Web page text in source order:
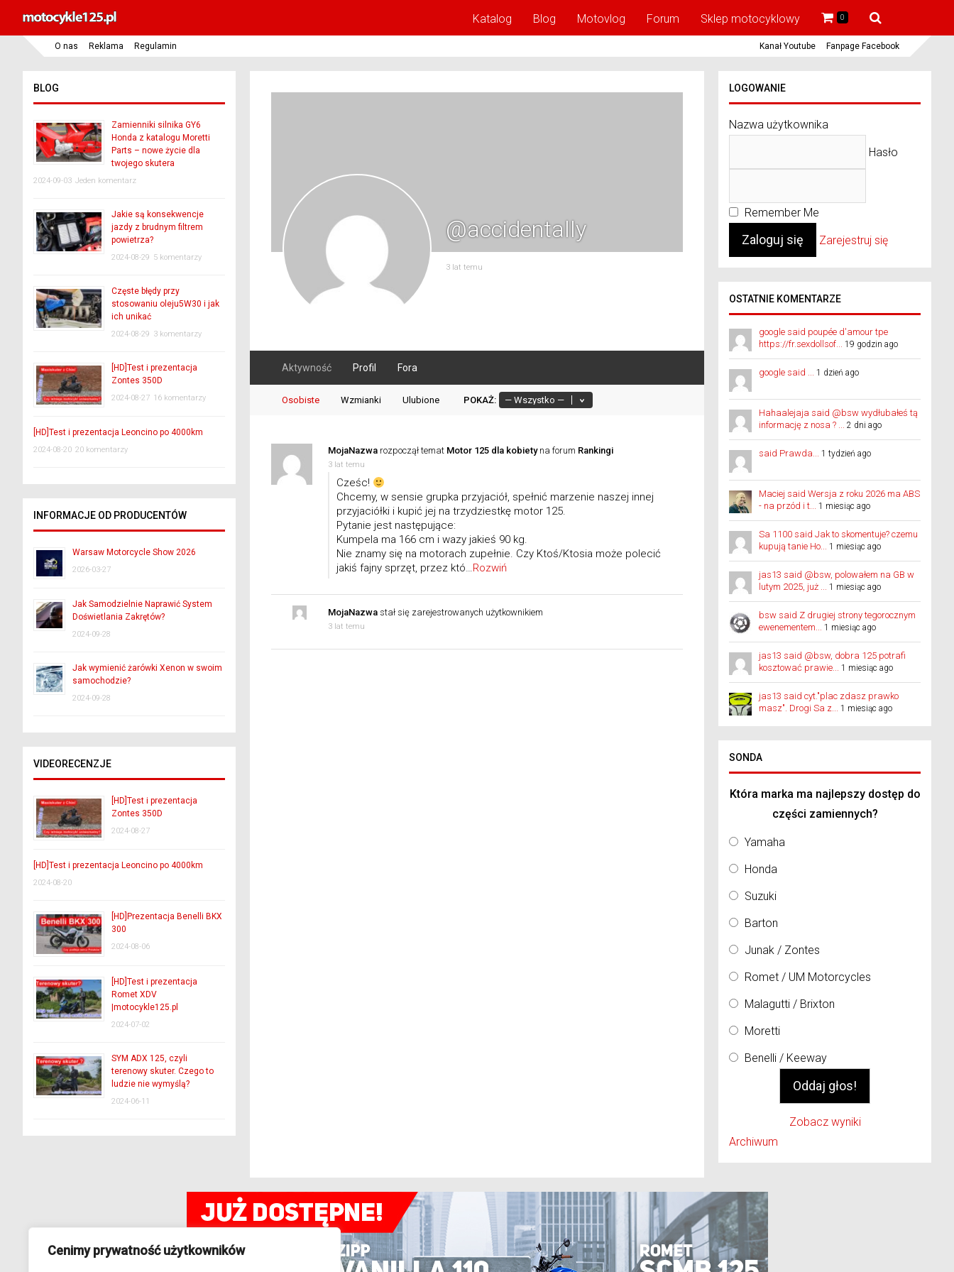
Cenimy prywatność użytkowników
Katalog Blog Motovlog Forum Sklep motocyklowy 0
O nas Reklama Regulamin Kanał Youtube Fanpage Facebook
@accidentally
3 lat temu
Aktywność Profil Fora
Osobiste Wzmianki Ulubione POKAŻ:
MojaNazwa rozpoczął temat Motor 125 dla kobietyna forum Rankingi
3 lat temu
Cześc!
Chcemy, w sensie grupka przyjaciół, spełnić marzenie naszej innej
przyjaciółki i kupić jej na trzydziestkę motor 125.
Pytanie jest następujące:
Kumpela ma 166 cm i wazy jakieś 90 kg.
Nie znamy się na motorach zupełnie. Czy Ktoś/Ktosia może polecić
jakiś fajny sprzęt, przez któ…Rozwiń
MojaNazwa stał się zarejestrowanych użytkownikiem
3 lat temu
BLOG
Zamienniki silnika GY6
Honda z katalogu Moretti
Parts – nowe życie dla
twojego skutera
2024-09-03 Jeden komentarz
Jakie są konsekwencje
jazdy z brudnym filtrem
powietrza?
2024-08-29 5 komentarzy
Częste błędy przy
stosowaniu oleju5W30 i jak
ich unikać
2024-08-29 3 komentarzy
[HD]Test i prezentacja
Zontes 350D
2024-08-27 16 komentarzy
[HD]Test i prezentacja Leoncino po 4000km
2024-08-20 20 komentarzy
INFORMACJE OD PRODUCENTÓW
Warsaw Motorcycle Show 2026
2026-03-27
Jak Samodzielnie Naprawić System
Doświetlania Zakrętów?
2024-09-28
Jak wymienić żarówki Xenon w swoim
samochodzie?
2024-09-28
VIDEORECENZJE
[HD]Test i prezentacja
Zontes 350D
2024-08-27
[HD]Test i prezentacja Leoncino po 4000km
2024-08-20
[HD]Prezentacja Benelli BKX
300
2024-08-06
[HD]Test i prezentacja
Romet XDV
|motocykle125.pl
2024-07-02
SYM ADX 125, czyli
terenowy skuter. Czego to
ludzie nie wymyślą?
2024-06-11
LOGOWANIE
Nazwa użytkownika
Hasło
Remember Me
Zarejestruj się
OSTATNIE KOMENTARZE
google said poupée d'amour tpe
https://fr.sexdollsof... 19 godzin ago
google said ... 1 dzień ago
Hahaalejaja said @bsw wydłubałeś tą
informację z nosa ? ... 2 dni ago
said Prawda... 1 tydzień ago
Maciej said Wersja z roku 2026 ma ABS
- na przód i t... 1 miesiąc ago
Sa 1100 said Jak to skomentuje? czemu
kupują tanie Ho... 1 miesiąc ago
jas13 said @bsw, polowałem na GB w
lutym 2025, już ... 1 miesiąc ago
bsw said Z drugiej strony tegorocznym
ewenementem... 1 miesiąc ago
jas13 said @bsw, dobra 125 potrafi
kosztować prawie... 1 miesiąc ago
jas13 said cyt."plac zdasz prawko
masz". Drogi Sa z... 1 miesiąc ago
SONDA
Która marka ma najlepszy dostęp do
części zamiennych?
Yamaha
Honda
Suzuki
Barton
Junak / Zontes
Romet / UM Motorcycles
Malagutti / Brixton
Moretti
Benelli / Keeway
Zobacz wyniki
Archiwum